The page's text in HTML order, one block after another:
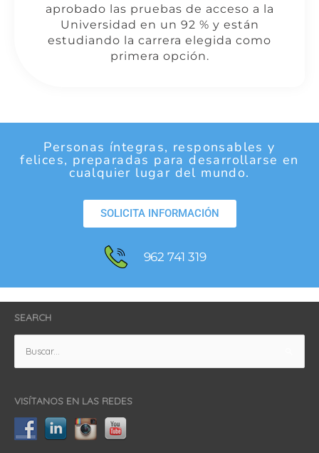
aprobado las pruebas de acceso a la
Universidad en un 92 % y están
estudiando la carrera elegida como
primera opción.
Personas íntegras, responsables y
felices, preparadas para desarrollarse en
cualquier lugar del mundo.
SOLICITA INFORMACIÓN
962 741 319
SEARCH
Buscar
por:
VISÍTANOS EN LAS REDES